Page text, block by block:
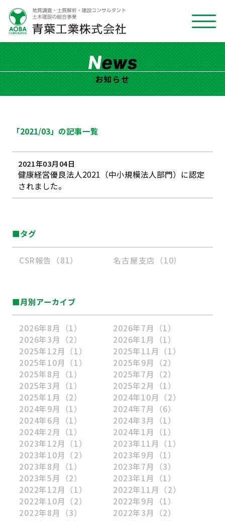
お知らせ
「2021/03」の記事一覧
2021年03月04日
健康経営優良法人2021（中小規模法人部門）に認定
されました。
■タグ
CSR報告（81） 名古屋支店（10）
■月別アーカイブ
2026年8月 （1） 2026年7月
（1）
2026年3月
（2） 2026年1月
（1）
2025年12月 （1） 2025年11月 （1）
2025年10月 （1） 2025年9月
（2）
2025年8月
（1） 2025年7月
（2）
2025年3月
（1） 2025年2月
（1）
2025年1月
（2） 2024年10月 （2）
2024年9月
（1） 2024年7月
（6）
2024年6月
（1） 2024年3月
（1）
2024年2月
（1） 2024年1月
（1）
2023年12月 （1） 2023年11月 （1）
2023年10月 （2） 2023年9月
（1）
2023年8月
（1） 2023年7月
（3）
2023年5月
（2） 2023年1月
（1）
2022年12月 （1） 2022年11月 （2）
2022年10月 （2） 2022年9月
（1）
2022年8月
（3） 2022年3月
（2）